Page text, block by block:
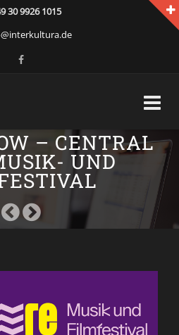
30 9926 1015
– CENTRAL
UND